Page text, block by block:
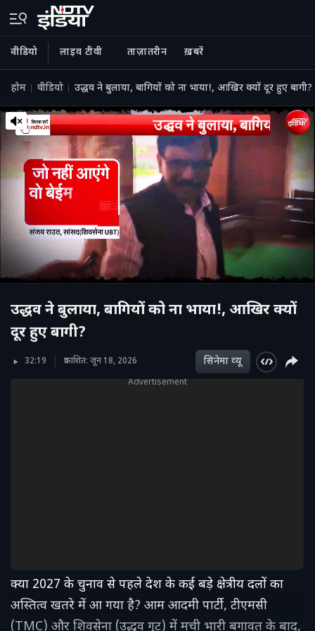
वीडियो लाइव टीवी ताज़ातरीन ख़बरें
होम वीडियो उद्धव ने बुलाया, बागियों को ना भाया!, आखिर क्यों दूर हुए बागी?
उद्धव ने बुलाया, बागियों को ना भाया!, आखिर क्यों
दूर हुए बागी?
32:19 प्रकाशित: जून 18, 2026 सिनेमा व्‍यू
Advertisement
क्या 2027 के चुनाव से पहले देश के कई बड़े क्षेत्रीय दलों का
अस्तित्व खतरे में आ गया है? आम आदमी पार्टी, टीएमसी
(TMC) और शिवसेना (उद्धव गुट) में मची भारी बगावत के बाद,